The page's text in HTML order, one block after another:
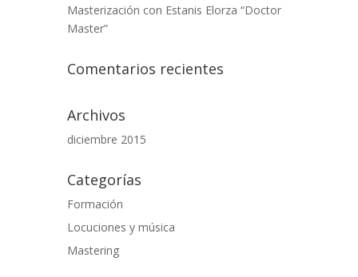
Masterización con Estanis Elorza “Doctor
Master”
Comentarios recientes
Archivos
diciembre 2015
Categorías
Formación
Locuciones y música
Mastering